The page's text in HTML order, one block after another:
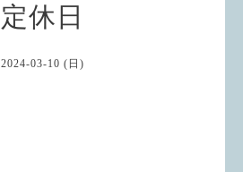
定休日
2024-03-10 (日)